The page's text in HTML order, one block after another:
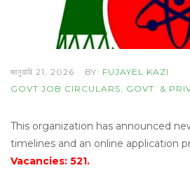
জানুয়ারি 21, 2026 BY: FUJAYEL KAZI
GOVT JOB CIRCULARS, GOVT. &
This organization has announced
timelines and an online application
Vacancies: 521.